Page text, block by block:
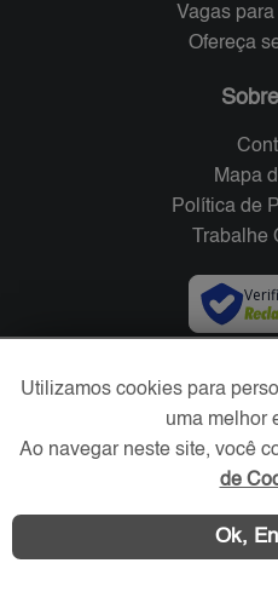
Vagas
Ofereça
Mapa
Política de
Trabalhe
Redes
Utilizamos cookies para
uma melhor
Ao navegar neste site, você
de
Ok,